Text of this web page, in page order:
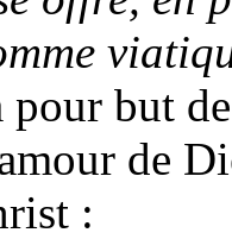
pour but
de
: